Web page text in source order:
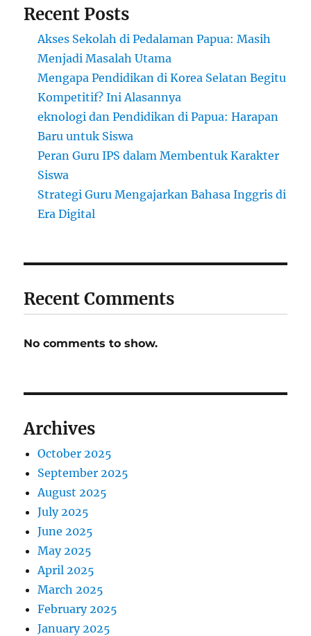
Recent Posts
Akses Sekolah di Pedalaman Papua: Masih
Menjadi Masalah Utama
Mengapa Pendidikan di Korea Selatan Begitu
Kompetitif? Ini Alasannya
eknologi dan Pendidikan di Papua: Harapan
Baru untuk Siswa
Peran Guru IPS dalam Membentuk Karakter
Siswa
Strategi Guru Mengajarkan Bahasa Inggris di
Era Digital
Recent Comments
No comments to show.
Archives
October 2025
September 2025
August 2025
July 2025
June 2025
May 2025
April 2025
March 2025
February 2025
January 2025